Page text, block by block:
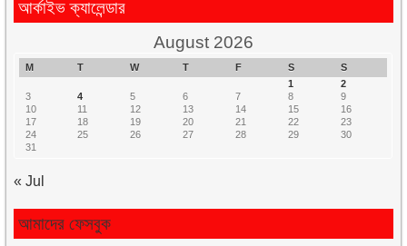
আর্কাইভ ক্যালেন্ডার
August 2026
M T W T F S
S
1
2
3
4 5 6 7 8
9
10
11 12 13 14 15
16
17
18 19 20 21 22
23
24
25 26 27 28 29
30
31
« Jul
আমাদের ফেসবুক